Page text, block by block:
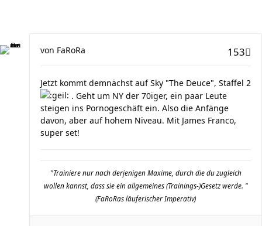
153
von FaRoRa
Jetzt kommt demnächst auf Sky "The Deuce", Staffel 2
. Geht um NY der 70iger, ein paar Leute
steigen ins Pornogeschäft ein. Also die Anfänge
davon, aber auf hohem Niveau. Mit James Franco,
super set!
"Trainiere nur nach derjenigen Maxime, durch die du zugleich
wollen kannst, dass sie ein allgemeines (Trainings-)Gesetz werde. "
(FaRoRas läuferischer Imperativ)